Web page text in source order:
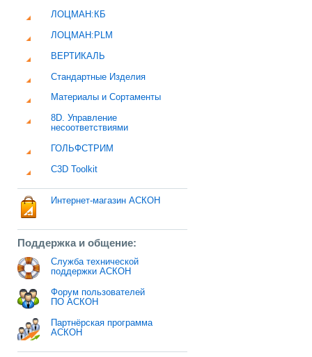
ЛОЦМАН:КБ
ЛОЦМАН:PLM
ВЕРТИКАЛЬ
Стандартные Изделия
Материалы и Сортаменты
8D. Управление
несоответствиями
ГОЛЬФСТРИМ
C3D Toolkit
Интернет-магазин АСКОН
Поддержка и общение:
Служба технической
поддержки АСКОН
Форум пользователей
ПО АСКОН
Партнёрская программа
АСКОН